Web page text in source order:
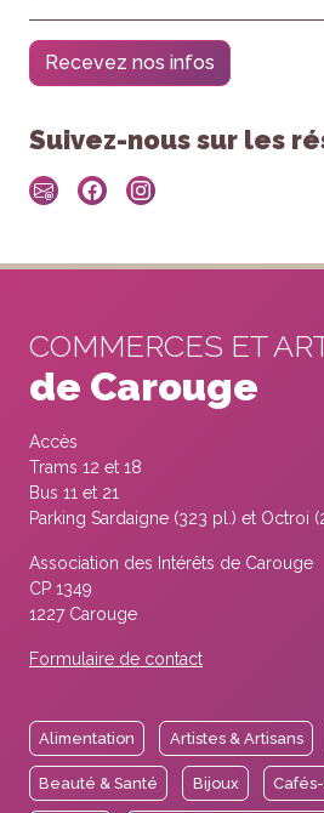
Recevez nos infos
Suivez-nous sur les
COMMERCES ET
de Carouge
Accès
Trams 12 et 18
Bus 11 et 21
Parking Sardaigne (323 pl.) et Octroi
Association des Intérêts de Carouge
CP 1349
1227 Carouge
Formulaire de contact
Alimentation Artistes & Artisans
Beauté & Santé Bijoux